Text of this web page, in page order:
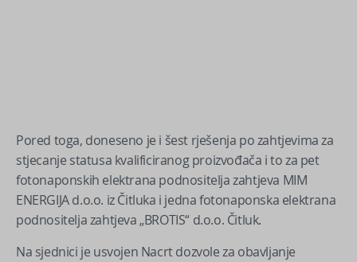
Pored toga, doneseno je i šest rješenja po zahtjevima za
stjecanje statusa kvalificiranog proizvođača i to za pet
fotonaponskih elektrana podnositelja zahtjeva MIM
ENERGIJA d.o.o. iz Čitluka i jedna fotonaponska elektrana
podnositelja zahtjeva „BROTIS“ d.o.o. Čitluk.
Na sjednici je usvojen Nacrt dozvole za obavljanje